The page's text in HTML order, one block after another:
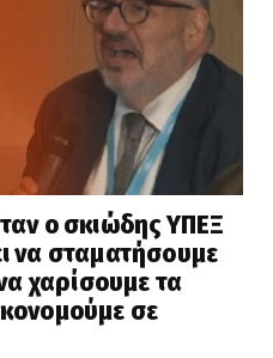
ο σκιώδης ΥΠΕΞ
να σταματήσουμε
χαρίσουμε τα
σε